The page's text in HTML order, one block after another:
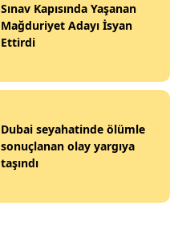
Sınav Kapısında Yaşanan
Mağduriyet Adayı İsyan
Ettirdi
Dubai seyahatinde ölümle
sonuçlanan olay yargıya
taşındı